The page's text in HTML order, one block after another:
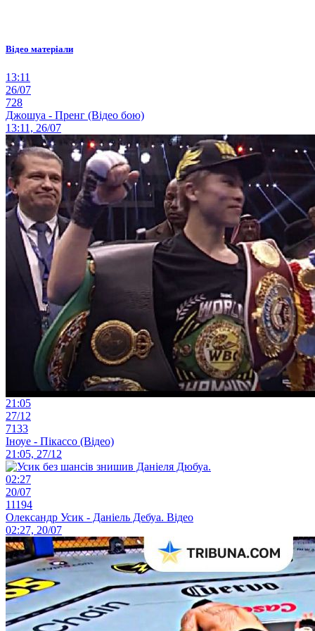
Відео матеріали
13:11
26/07
728
Джошуа - Пренг (Відео бою)
13:11, 26/07
21:05
27/12
7133
Іноуе - Пікассо (Відео)
21:05, 27/12
02:27
20/07
11194
Олександр Усик - Даніель Дебуа. Відео
02:27, 20/07